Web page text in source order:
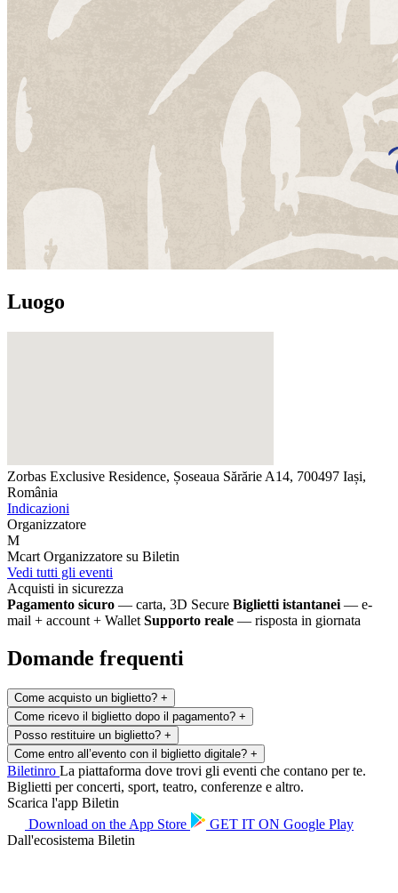
Luogo
Zorbas Exclusive Residence, Șoseaua Sărărie A14, 700497 Iași,
România
Indicazioni
Organizzatore
M
Mcart Organizzatore su Biletin
Vedi tutti gli eventi
Acquisti in sicurezza
Pagamento sicuro — carta, 3D Secure Biglietti istantanei — e-
mail + account + Wallet Supporto reale — risposta in giornata
Domande frequenti
Come acquisto un biglietto? +
Come ricevo il biglietto dopo il pagamento? +
Posso restituire un biglietto? +
Come entro all’evento con il biglietto digitale? +
Biletinro La piattaforma dove trovi gli eventi che contano per te.
Biglietti per concerti, sport, teatro, conferenze e altro.
Scarica l'app Biletin
Download on the App Store GET IT ON Google Play
Dall'ecosistema Biletin